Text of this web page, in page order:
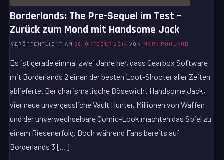
Borderlands: The Pre-Sequel im Test –
Zurück zum Mond mit Handsome Jack
VERÖFFENTLICHT AM28. OKTOBER 2014 VON MARK RUHLAND
Es ist gerade einmal zwei Jahre her, dass Gearbox Software
mit Borderlands 2 einen der besten Loot-Shooter aller Zeiten
ablieferte. Der charismatische Bösewicht Handsome Jack,
vier neue unvergessliche Vault Hunter, Millionen von Waffen
und der unverwechselbare Comic-Look machten das Spiel zu
einem Riesenerfolg. Doch während Fans bereits auf
Borderlands 3 […]